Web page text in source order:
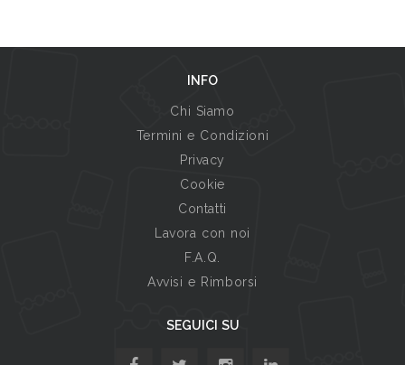
INFO
Chi Siamo
Termini e Condizioni
Privacy
Cookie
Contatti
Lavora con noi
F.A.Q.
Avvisi e Rimborsi
SEGUICI SU